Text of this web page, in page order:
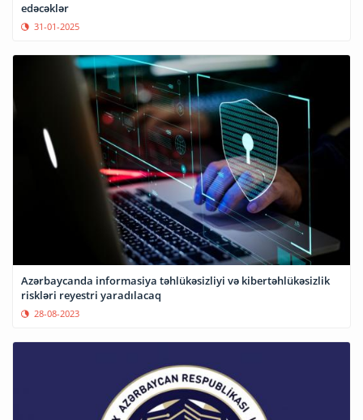
edəcəklər
31-01-2025
Azərbaycanda informasiya təhlükəsizliyi və kibertəhlükəsizlik
riskləri reyestri yaradılacaq
28-08-2023